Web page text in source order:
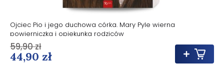
Ojciec Pio i jego duchowa córka. Mary Pyle wierna
powierniczka i opiekunka rodziców
44,90 zł
59,90 zł